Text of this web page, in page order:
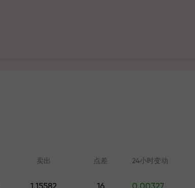
卖出 点差 24小时变动
1.15582 16 0.00327